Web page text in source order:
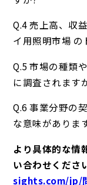
Q.4 売上高、収
イ用照明市場 の
Q.5 市場の種類
に調査されます
Q.6 事業分野の
な意味がありま
より具体的な情
い合わせくださ
sights.com/jp/